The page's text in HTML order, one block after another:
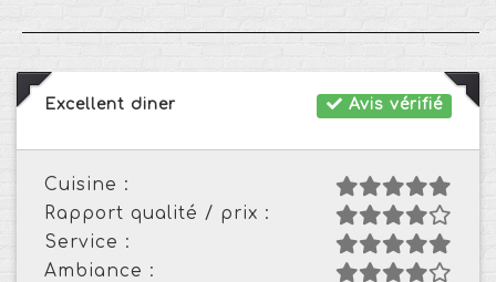
Avis vérifié
Excellent diner
Cuisine :
Rapport qualité / prix :
Service :
Ambiance :